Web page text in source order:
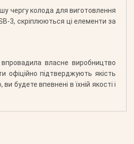
чергу колода для виготовлення
3, скріплюються ці елементи за
власне виробництво
офіційно підтверджують якість
будете впевнені в їхній якості і